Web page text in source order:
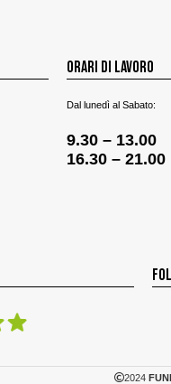
ORARI DI LAVORO
Dal lunedì al Sabato:
9.30 – 13.00
16.30 – 21.00
2024